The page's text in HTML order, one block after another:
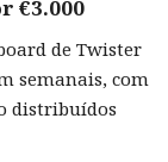
€3.000
de Twister
semanais, com
distribuídos